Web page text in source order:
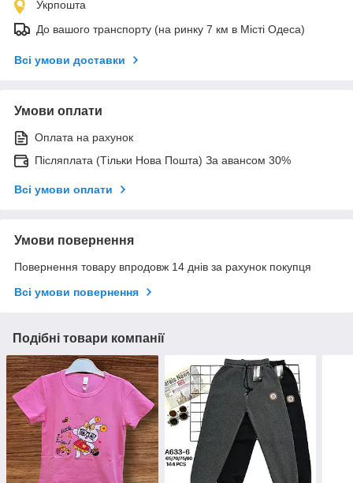
Укрпошта
До вашого транспорту (на ринку 7 км в Місті Одеса)
Всі умови доставки
Умови оплати
Оплата на рахунок
Післяплата (Тільки Нова Пошта) За авансом 30%
Всі умови оплати
Умови повернення
Повернення товару впродовж 14 днів за рахунок покупця
Всі умови повернення
Подібні товари компанії